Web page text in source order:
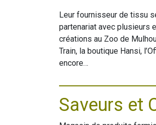
Leur fournisseur de tissu
partenariat avec plusieurs
créations au Zoo de
Train, la boutique Hansi,
encore…
Saveurs et